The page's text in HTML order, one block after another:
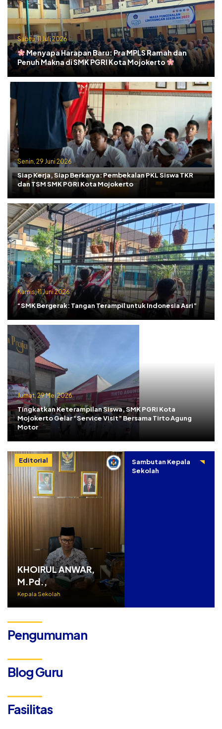
Sabtu, 11 Juli 2026
Menyapa Harapan Baru: Pra MPLS Ramah dan
Penuh Makna di SMK PGRI Kota Mojokerto
Senin, 29 Juni 2026
Siap Kerja, Siap Berkarya: Pembekalan PKL Siswa TKR
dan TSM SMK PGRI Kota Mojokerto
Kamis, 11 Juni 2026
“SMK Bergerak: Tangan Terampil untuk Indonesia Asri”
Jumat, 29 Mei 2026
Tingkatkan Keterampilan Siswa, SMK PGRI Kota
Mojokerto Gelar “Service Visit” Bersama Tirto Agung
Motor
Editorial
KHOIRUL ANWAR,
M.Pd.,
Kepala Sekolah
Sambutan Kepala
Sekolah
Pengumuman
Blog Guru
Fasilitas